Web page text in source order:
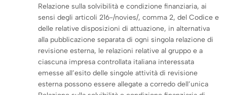
Relazione sulla solvibilità e condizione finanziaria, ai
sensi degli articoli 216-/novies/, comma 2, del Codice e
delle relative disposizioni di attuazione, in alternativa
alla pubblicazione separata di ogni singola relazione di
revisione esterna, le relazioni relative al gruppo e a
ciascuna impresa controllata italiana interessata
emesse all’esito delle singole attività di revisione
esterna possono essere allegate a corredo dell’unica